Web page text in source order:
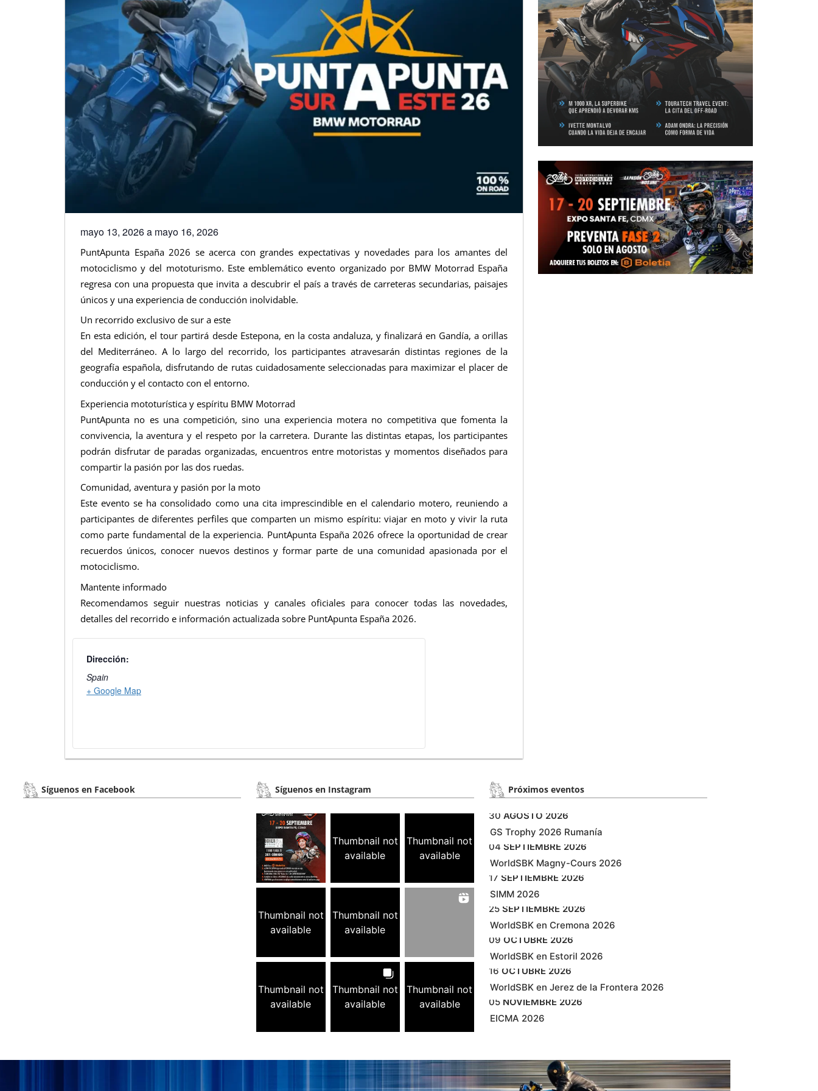
mayo 13, 2026a mayo 16, 2026
PuntApunta España 2026 se acerca con grandes expectativas y novedades para los amantes del
motociclismo y del mototurismo. Este emblemático evento organizado por BMW Motorrad España
regresa con una propuesta que invita a descubrir el país a través de carreteras secundarias, paisajes
únicos y una experiencia de conducción inolvidable.
Un recorrido exclusivo de sur a este
En esta edición, el tour partirá desde Estepona, en la costa andaluza, y finalizará en Gandía, a orillas
del Mediterráneo. A lo largo del recorrido, los participantes atravesarán distintas regiones de la
geografía española, disfrutando de rutas cuidadosamente seleccionadas para maximizar el placer de
conducción y el contacto con el entorno.
Experiencia mototurística y espíritu BMW Motorrad
PuntApunta no es una competición, sino una experiencia motera no competitiva que fomenta la
convivencia, la aventura y el respeto por la carretera. Durante las distintas etapas, los participantes
podrán disfrutar de paradas organizadas, encuentros entre motoristas y momentos diseñados para
compartir la pasión por las dos ruedas.
Comunidad, aventura y pasión por la moto
Este evento se ha consolidado como una cita imprescindible en el calendario motero, reuniendo a
participantes de diferentes perfiles que comparten un mismo espíritu: viajar en moto y vivir la ruta
como parte fundamental de la experiencia. PuntApunta España 2026 ofrece la oportunidad de crear
recuerdos únicos, conocer nuevos destinos y formar parte de una comunidad apasionada por el
motociclismo.
Mantente informado
Recomendamos seguir nuestras noticias y canales oficiales para conocer todas las novedades,
detalles del recorrido e información actualizada sobre PuntApunta España 2026.
Dirección:
Spain
+ Google Map
Síguenos en Facebook Síguenos en Instagram
Thumbnail not
available
Thumbnail not
available
Thumbnail not
available
Thumbnail not
available
Thumbnail not
available
Thumbnail not
available
Thumbnail not
available
Próximos eventos​
30 AGOSTO 2026
GS Trophy 2026 Rumanía
04 SEPTIEMBRE 2026
WorldSBK Magny-Cours 2026
17 SEPTIEMBRE 2026
SIMM 2026
25 SEPTIEMBRE 2026
WorldSBK en Cremona 2026
09 OCTUBRE 2026
WorldSBK en Estoril 2026
16 OCTUBRE 2026
WorldSBK en Jerez de la Frontera 2026
05 NOVIEMBRE 2026
EICMA 2026